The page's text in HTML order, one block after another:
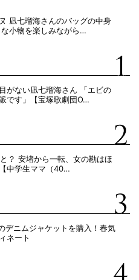
凪七瑠海さんのバッグの中身
小物を楽しみながら…
がない凪七瑠海さん 「エビの
です」【宝塚歌劇団O…
？ 安堵から一転、女の勘はほ
中学生ママ（40…
デニムジャケットを購入！春気
ネート